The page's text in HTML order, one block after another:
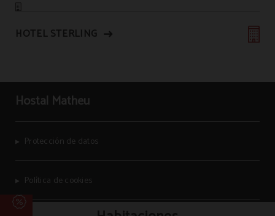
HOTEL STERLING
Hostal Matheu
Protección de datos
Política de cookies